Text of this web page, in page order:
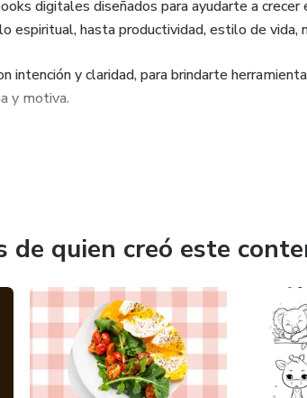
digitales diseñados para ayudarte a
espiritual, hasta productividad, estilo de vida,
intención y claridad, para brindarte
y motiva.
aquí encontrarás un ebook hecho para ti.
de quien creó este